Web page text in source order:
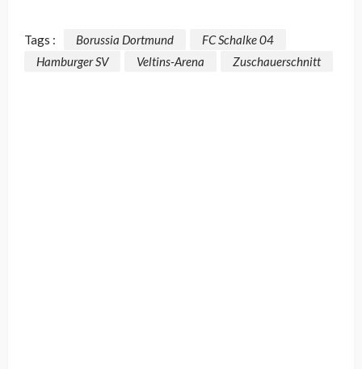
Tags : Borussia Dortmund
FC Schalke 04
Hamburger SV
Veltins-Arena Zuschauerschnitt